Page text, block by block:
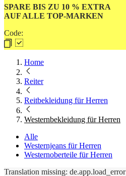
SPARE BIS ZU 10 % EXTRA
AUF ALLE TOP-MARKEN
Code:
Home
Reiter
Reitbekleidung für Herren
Westernbekleidung für Herren
Alle
Westernjeans für Herren
Westernoberteile für Herren
Translation missing: de.app.load_error